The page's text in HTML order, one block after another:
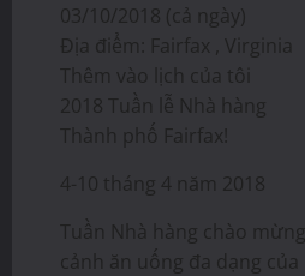
03/10/2018 (cả ngày)
Địa điểm: Fairfax , Virginia
Thêm vào lịch của tôi
2018 Tuần lễ Nhà hàng
Thành phố Fairfax!
4-10 tháng 4 năm 2018
Tuần Nhà hàng chào mừng
cảnh ăn uống đa dạng của